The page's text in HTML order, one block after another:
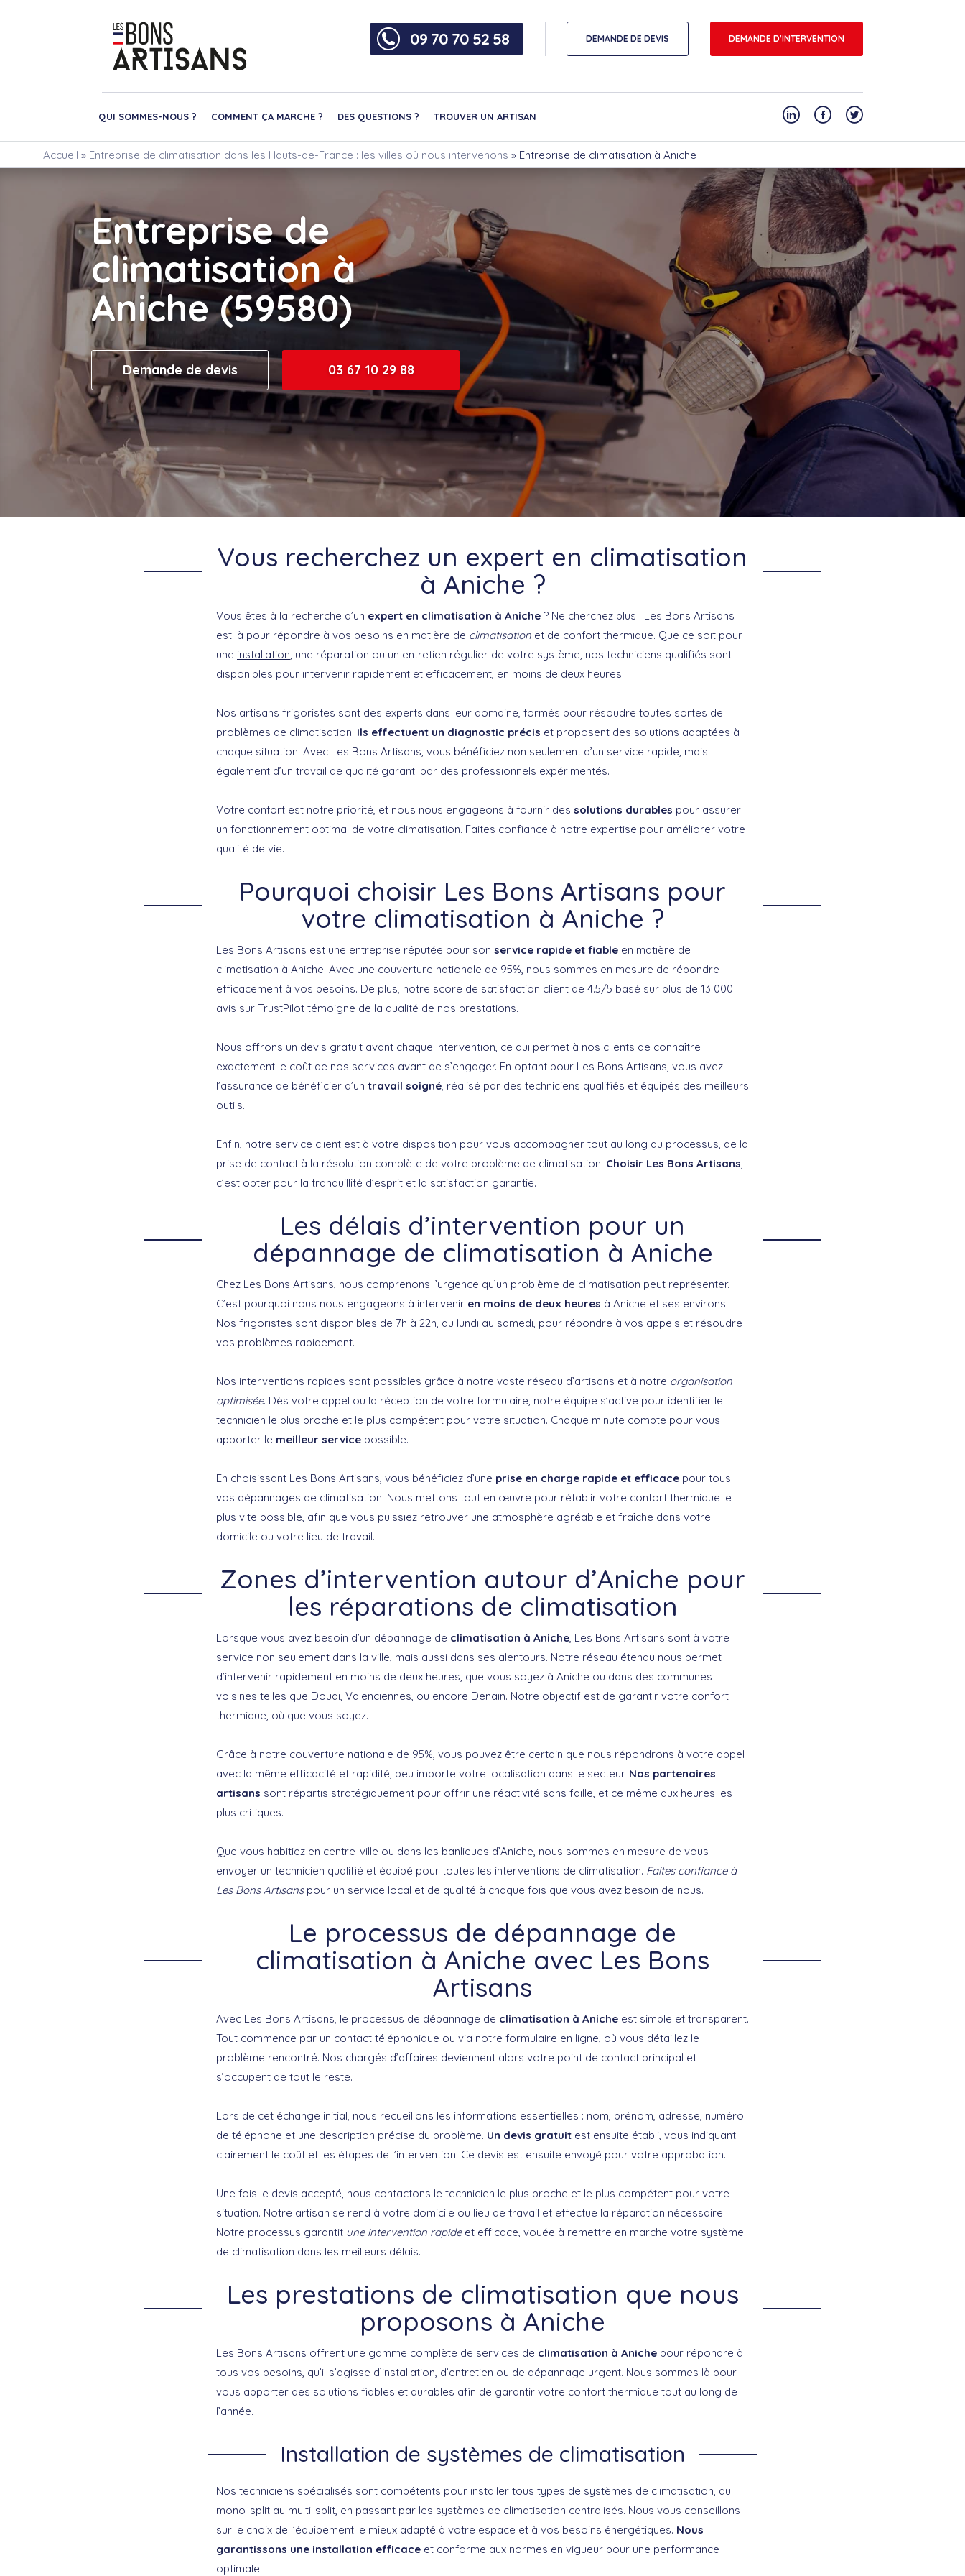
09 70 70 52 58 DEMANDE DE DEVIS DEMANDE D'INTERVENTION
QUI SOMMES-NOUS ? COMMENT ÇA MARCHE ? DES QUESTIONS ? TROUVER UN ARTISAN
Accueil » Entreprise de climatisation dans les Hauts-de-France : les villes où nous intervenons » Entreprise de climatisation à Aniche
Entreprise de
climatisation à
Aniche (59580)
Demande de devis 03 67 10 29 88
Vous recherchez un expert en climatisation
à Aniche ?
Vous êtes à la recherche d’un expert en climatisation à Aniche ? Ne cherchez plus ! Les Bons Artisans
est là pour répondre à vos besoins en matière de climatisation et de confort thermique. Que ce soit pour
une installation, une réparation ou un entretien régulier de votre système, nos techniciens qualifiés sont
disponibles pour intervenir rapidement et efficacement, en moins de deux heures.
Nos artisans frigoristes sont des experts dans leur domaine, formés pour résoudre toutes sortes de
problèmes de climatisation. Ils effectuent un diagnostic précis et proposent des solutions adaptées à
chaque situation. Avec Les Bons Artisans, vous bénéficiez non seulement d’un service rapide, mais
également d’un travail de qualité garanti par des professionnels expérimentés.
Votre confort est notre priorité, et nous nous engageons à fournir des solutions durables pour assurer
un fonctionnement optimal de votre climatisation. Faites confiance à notre expertise pour améliorer votre
qualité de vie.
Pourquoi choisir Les Bons Artisans pour
votre climatisation à Aniche ?
Les Bons Artisans est une entreprise réputée pour son service rapide et fiable en matière de
climatisation à Aniche. Avec une couverture nationale de 95%, nous sommes en mesure de répondre
efficacement à vos besoins. De plus, notre score de satisfaction client de 4.5/5 basé sur plus de 13 000
avis sur TrustPilot témoigne de la qualité de nos prestations.
Nous offrons un devis gratuit avant chaque intervention, ce qui permet à nos clients de connaître
exactement le coût de nos services avant de s’engager. En optant pour Les Bons Artisans, vous avez
l’assurance de bénéficier d’un travail soigné, réalisé par des techniciens qualifiés et équipés des meilleurs
outils.
Enfin, notre service client est à votre disposition pour vous accompagner tout au long du processus, de la
prise de contact à la résolution complète de votre problème de climatisation. Choisir Les Bons Artisans,
c’est opter pour la tranquillité d’esprit et la satisfaction garantie.
Les délais d’intervention pour un
dépannage de climatisation à Aniche
Chez Les Bons Artisans, nous comprenons l’urgence qu’un problème de climatisation peut représenter.
C’est pourquoi nous nous engageons à intervenir en moins de deux heures à Aniche et ses environs.
Nos frigoristes sont disponibles de 7h à 22h, du lundi au samedi, pour répondre à vos appels et résoudre
vos problèmes rapidement.
Nos interventions rapides sont possibles grâce à notre vaste réseau d’artisans et à notre organisation
optimisée. Dès votre appel ou la réception de votre formulaire, notre équipe s’active pour identifier le
technicien le plus proche et le plus compétent pour votre situation. Chaque minute compte pour vous
apporter le meilleur service possible.
En choisissant Les Bons Artisans, vous bénéficiez d’une prise en charge rapide et efficace pour tous
vos dépannages de climatisation. Nous mettons tout en œuvre pour rétablir votre confort thermique le
plus vite possible, afin que vous puissiez retrouver une atmosphère agréable et fraîche dans votre
domicile ou votre lieu de travail.
Zones d’intervention autour d’Aniche pour
les réparations de climatisation
Lorsque vous avez besoin d’un dépannage de climatisation à Aniche, Les Bons Artisans sont à votre
service non seulement dans la ville, mais aussi dans ses alentours. Notre réseau étendu nous permet
d’intervenir rapidement en moins de deux heures, que vous soyez à Aniche ou dans des communes
voisines telles que Douai, Valenciennes, ou encore Denain. Notre objectif est de garantir votre confort
thermique, où que vous soyez.
Grâce à notre couverture nationale de 95%, vous pouvez être certain que nous répondrons à votre appel
avec la même efficacité et rapidité, peu importe votre localisation dans le secteur. Nos partenaires
artisans sont répartis stratégiquement pour offrir une réactivité sans faille, et ce même aux heures les
plus critiques.
Que vous habitiez en centre-ville ou dans les banlieues d’Aniche, nous sommes en mesure de vous
envoyer un technicien qualifié et équipé pour toutes les interventions de climatisation. Faites confiance à
Les Bons Artisanspour un service local et de qualité à chaque fois que vous avez besoin de nous.
Le processus de dépannage de
climatisation à Aniche avec Les Bons
Artisans
Avec Les Bons Artisans, le processus de dépannage de climatisation à Aniche est simple et transparent.
Tout commence par un contact téléphonique ou via notre formulaire en ligne, où vous détaillez le
problème rencontré. Nos chargés d’affaires deviennent alors votre point de contact principal et
s’occupent de tout le reste.
Lors de cet échange initial, nous recueillons les informations essentielles : nom, prénom, adresse, numéro
de téléphone et une description précise du problème. Un devis gratuit est ensuite établi, vous indiquant
clairement le coût et les étapes de l’intervention. Ce devis est ensuite envoyé pour votre approbation.
Une fois le devis accepté, nous contactons le technicien le plus proche et le plus compétent pour votre
situation. Notre artisan se rend à votre domicile ou lieu de travail et effectue la réparation nécessaire.
Notre processus garantit une intervention rapideet efficace, vouée à remettre en marche votre système
de climatisation dans les meilleurs délais.
Les prestations de climatisation que nous
proposons à Aniche
Les Bons Artisans offrent une gamme complète de services de climatisation à Aniche pour répondre à
tous vos besoins, qu’il s’agisse d’installation, d’entretien ou de dépannage urgent. Nous sommes là pour
vous apporter des solutions fiables et durables afin de garantir votre confort thermique tout au long de
l’année.
Installation de systèmes de climatisation
Nos techniciens spécialisés sont compétents pour installer tous types de systèmes de climatisation, du
mono-split au multi-split, en passant par les systèmes de climatisation centralisés. Nous vous conseillons
sur le choix de l’équipement le mieux adapté à votre espace et à vos besoins énergétiques. Nous
garantissons une installation efficace et conforme aux normes en vigueur pour une performance
optimale.